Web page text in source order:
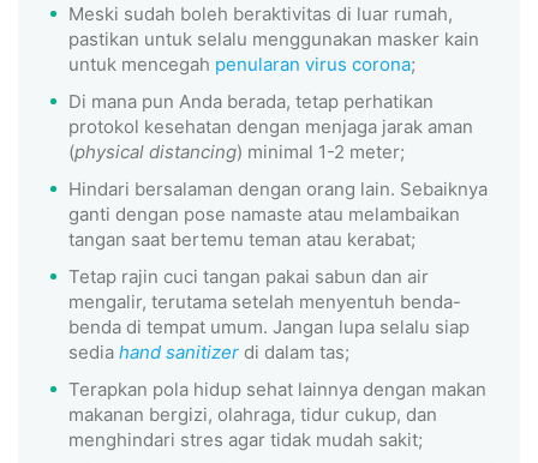
Meski sudah boleh beraktivitas di luar rumah,
pastikan untuk selalu menggunakan masker kain
untuk mencegah penularan virus corona;
Di mana pun Anda berada, tetap perhatikan
protokol kesehatan dengan menjaga jarak aman
(physical distancing) minimal 1-2 meter;
Hindari bersalaman dengan orang lain. Sebaiknya
ganti dengan pose namaste atau melambaikan
tangan saat bertemu teman atau kerabat;
Tetap rajin cuci tangan pakai sabun dan air
mengalir, terutama setelah menyentuh benda-
benda di tempat umum. Jangan lupa selalu siap
sedia hand sanitizer di dalam tas;
Terapkan pola hidup sehat lainnya dengan makan
makanan bergizi, olahraga, tidur cukup, dan
menghindari stres agar tidak mudah sakit;